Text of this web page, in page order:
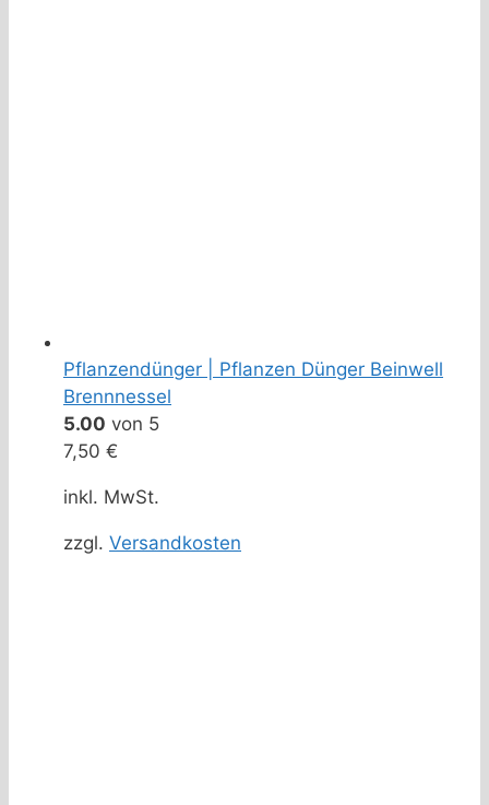
Pflanzendünger | Pflanzen Dünger Beinwell
Brennnessel
5.00 von 5
7,50 €
inkl. MwSt.
zzgl. Versandkosten